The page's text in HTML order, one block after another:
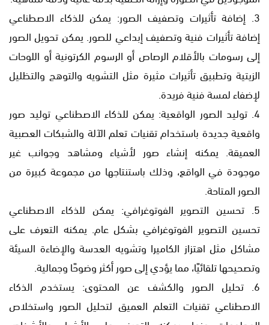
3. إضافة تأثيرات وتصفيف الصور: يمكن للذكاء الاصطناعي
إضافة تأثيرات فنية وتصفيف إبداعي للصور. يمكن تحويل الصور
إلى رسومات بالأقلام الرصاص أو الرسوم الكرتونية أو اللوحات
الزيتية وتطبيق تأثيرات مثيرة مثل التشويه والتوهج والتظليل
لإضفاء لمسة فنية فريدة.
4. توليد الصور الواقعية: يمكن للذكاء الاصطناعي توليد صور
واقعية جديدة باستخدام تقنيات تعلم الآلة والشبكات العصبية
العميقة. يمكنه إنشاء صور لأشياء ومشاهد وجوانب غير
موجودة في الواقع، وذلك باستنتاجها من مجموعة كبيرة من
الصور المتاحة.
5. تحسين التصوير الفوتوغرافي: يمكن للذكاء الاصطناعي
تحسين التصوير الفوتوغرافي بشكل عام. يمكنه التعرف على
مشاكل مثل اهتزاز الكاميرا وتشويه العدسة والإضاءة السيئة
وتصحيحها تلقائيًا، مما يؤدي إلى صور أكثر وضوحًا وجمالية.
6. تحليل الصور والكشف عن المحتوى: يستخدم الذكاء
الاصطناعي تقنيات التعلم العميق لتحليل الصور واستخلاص